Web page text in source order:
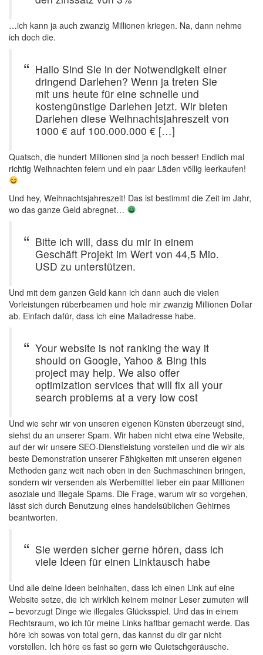
…ich kann ja auch zwanzig Millionen kriegen. Na, dann nehme
ich doch die.
Hallo Sind Sie in der Notwendigkeit einer
dringend Darlehen? Wenn ja treten Sie
mit uns heute für eine schnelle und
kostengünstige Darlehen jetzt. Wir bieten
Darlehen diese Weihnachtsjahreszeit von
1000 € auf 100.000.000 € […]
Quatsch, die hundert Millionen sind ja noch besser! Endlich mal
richtig Weihnachten feiern und ein paar Läden völlig leerkaufen!
Und hey, Weihnachtsjahreszeit! Das ist bestimmt die Zeit im Jahr,
wo das ganze Geld abregnet…
Bitte ich will, dass du mir in einem
Geschäft Projekt im Wert von 44,5 Mio.
USD zu unterstützen.
Und mit dem ganzen Geld kann ich dann auch die vielen
Vorleistungen rüberbeamen und hole mir zwanzig Millionen Dollar
ab. Einfach dafür, dass ich eine Mailadresse habe.
Your website is not ranking the way it
should on Google, Yahoo & Bing this
project may help. We also offer
optimization services that will fix all your
search problems at a very low cost
Und wie sehr wir von unseren eigenen Künsten überzeugt sind,
siehst du an unserer Spam. Wir haben nicht etwa eine Website,
auf der wir unsere SEO-Dienstleistung vorstellen und die wir als
beste Demonstration unserer Fähigkeiten mit unseren eigenen
Methoden ganz weit nach oben in den Suchmaschinen bringen,
sondern wir versenden als Werbemittel lieber ein paar Millionen
asoziale und illegale Spams. Die Frage, warum wir so vorgehen,
lässt sich durch Benutzung eines handelsüblichen Gehirnes
beantworten.
Sie werden sicher gerne hören, dass ich
viele Ideen für einen Linktausch habe
Und alle deine Ideen beinhalten, dass ich einen Link auf eine
Website setze, die ich wirklich keinem meiner Leser zumuten will
– bevorzugt Dinge wie illegales Glücksspiel. Und das in einem
Rechtsraum, wo ich für meine Links haftbar gemacht werde. Das
höre ich sowas von total gern, das kannst du dir gar nicht
vorstellen. Ich höre es fast so gern wie Quietschgeräusche.